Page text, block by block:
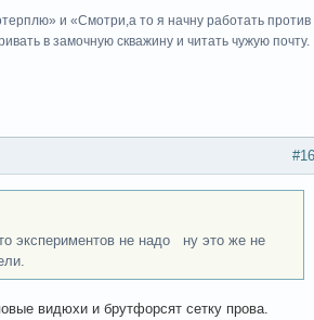
и «Cмотри,а то я начну работать против
в замочную скважину и читать чужую почту.
не надо ну это же не
видюхи и брутфорсят сетку прова.